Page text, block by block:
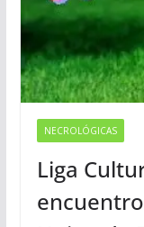
NECROLÓGICAS
Liga